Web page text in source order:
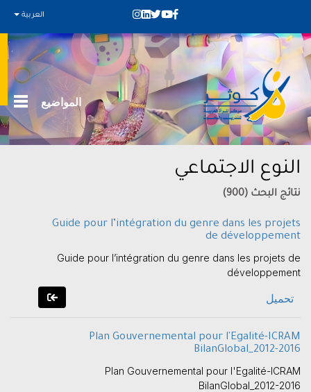
العربية
المواضيع
النوع الاجتماعي
نتائج البحث (900)
Guide pour l’intégration du genre dans les projets
de développement
Guide pour l’intégration du genre dans les projets de
développement
تحميل
Plan Gouvernemental pour l'Egalité-ICRAM
BilanGlobal_2012-2016
Plan Gouvernemental pour l'Egalité-ICRAM
BilanGlobal_2012-2016